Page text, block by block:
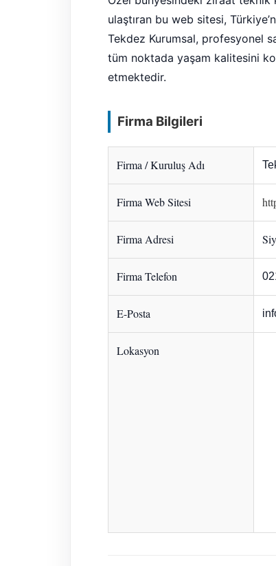
ulaştıran bu web sitesi,
Tekdez Kurumsal, profesyonel
tüm noktada yaşam kalitesini
etmektedir.
Firma Bilgileri
Firma / Kuruluş Adı
Firma Web Sitesi
Firma Adresi
Firma Telefon
E-Posta
Lokasyon